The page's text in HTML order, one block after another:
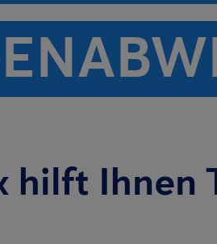
hilft Ihnen